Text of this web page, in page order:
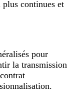
plus continues et
pour
la transmission